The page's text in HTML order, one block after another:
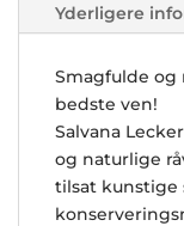
Yderligere
Smagfulde
bedste ven!
Salvana
og naturlige
tilsat kunstige